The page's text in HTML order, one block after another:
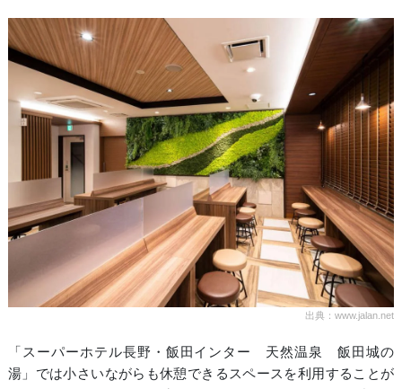
出典：www.jalan.net
「スーパーホテル長野・飯田インター 天然温泉 飯田城の
湯」では小さいながらも休憩できるスペースを利用することが